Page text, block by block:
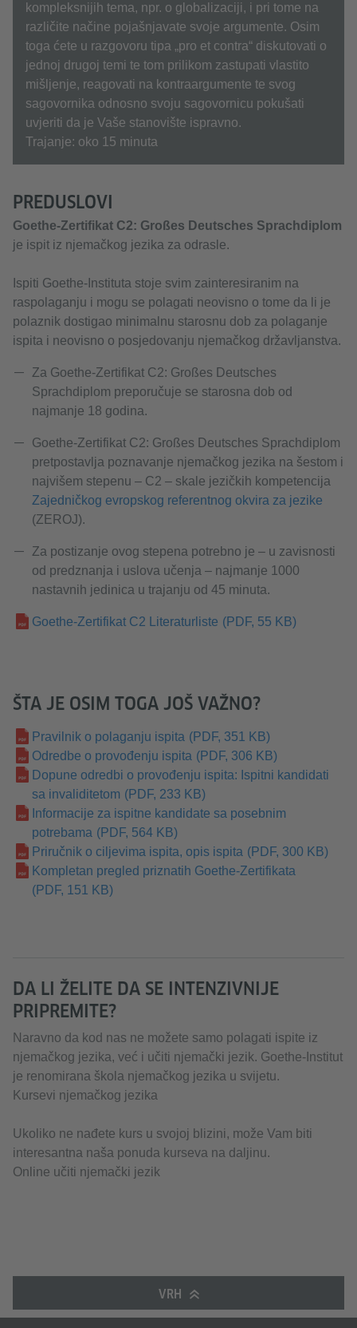
kompleksnijih tema, npr. o globalizaciji, i pri tome na
različite načine pojašnjavate svoje argumente. Osim
toga ćete u razgovoru tipa „pro et contra“ diskutovati o
jednoj drugoj temi te tom prilikom zastupati vlastito
mišljenje, reagovati na kontraargumente te svog
sagovornika odnosno svoju sagovornicu pokušati
uvjeriti da je Vaše stanovište ispravno.
Trajanje: oko 15 minuta
PREDUSLOVI
Goethe-Zertifikat C2: Großes Deutsches Sprachdiplom
je ispit iz njemačkog jezika za odrasle.
Ispiti Goethe-Instituta stoje svim zainteresiranim na
raspolaganju i mogu se polagati neovisno o tome da li je
polaznik dostigao minimalnu starosnu dob za polaganje
ispita i neovisno o posjedovanju njemačkog državljanstva.
Za Goethe-Zertifikat C2: Großes Deutsches
Sprachdiplom preporučuje se starosna dob od
najmanje 18 godina.
Goethe-Zertifikat C2: Großes Deutsches Sprachdiplom
pretpostavlja poznavanje njemačkog jezika na šestom i
najvišem stepenu – C2 – skale jezičkih kompetencija
Zajedničkog evropskog referentnog okvira za jezike
(ZEROJ).
Za postizanje ovog stepena potrebno je – u zavisnosti
od predznanja i uslova učenja – najmanje 1000
nastavnih jedinica u trajanju od 45 minuta.
Goethe-Zertifikat C2 Literaturliste (PDF, 55 KB)
ŠTA JE OSIM TOGA JOŠ VAŽNO?
Pravilnik o polaganju ispita (PDF, 351 KB)
Odredbe o provođenju ispita (PDF, 306 KB)
Dopune odredbi o provođenju ispita: Ispitni kandidati
sa invaliditetom (PDF, 233 KB)
Informacije za ispitne kandidate sa posebnim
potrebama (PDF, 564 KB)
Priručnik o ciljevima ispita, opis ispita (PDF, 300 KB)
Kompletan pregled priznatih Goethe-Zertifikata
(PDF, 151 KB)
DA LI ŽELITE DA SE INTENZIVNIJE
PRIPREMITE?
Naravno da kod nas ne možete samo polagati ispite iz
njemačkog jezika, već i učiti njemački jezik. Goethe-Institut
je renomirana škola njemačkog jezika u svijetu.
Kursevi njemačkog jezika
Ukoliko ne nađete kurs u svojoj blizini, može Vam biti
interesantna naša ponuda kurseva na daljinu.
Online učiti njemački jezik
VRH